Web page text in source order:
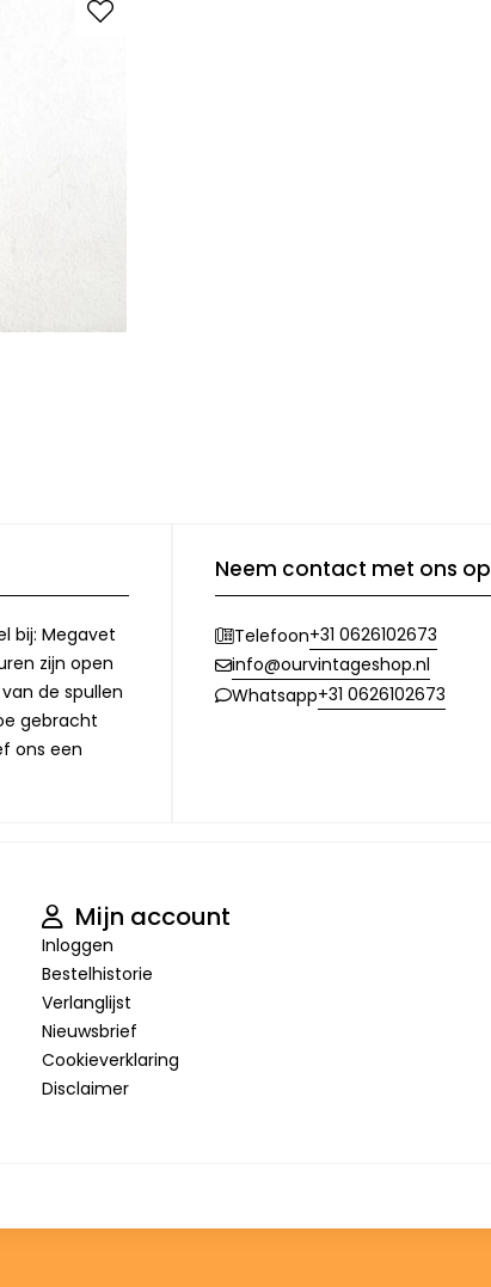
bij: Megavet
zijn open
de spullen
gebracht
ons een
Neem contact met ons op
Telefoon+31 0626102673
info@ourvintageshop.nl
Whatsapp+31 0626102673
Mijn account
Inloggen
Bestelhistorie
Verlanglijst
Nieuwsbrief
Cookieverklaring
Disclaimer